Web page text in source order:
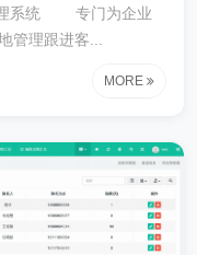
理系统 专门为企业
管理跟进客...
MORE